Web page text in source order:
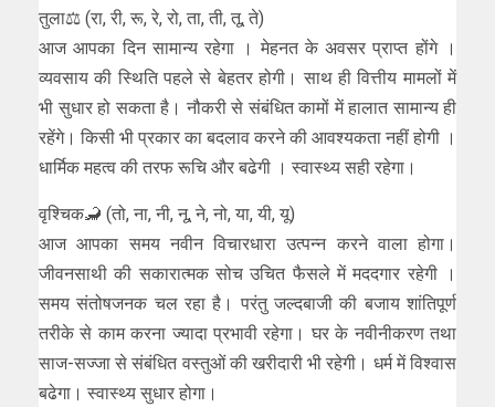
तुला⚖️ (रा, री, रू, रे, रो, ता, ती, तू, ते)
आज आपका दिन सामान्य रहेगा । मेहनत के अवसर प्राप्त होंगे ।
व्यवसाय की स्थिति पहले से बेहतर होगी। साथ ही वित्तीय मामलों में
भी सुधार हो सकता है। नौकरी से संबंधित कामों में हालात सामान्य ही
रहेंगे। किसी भी प्रकार का बदलाव करने की आवश्यकता नहीं होगी ।
धार्मिक महत्व की तरफ रूचि और बढेगी । स्वास्थ्य सही रहेगा।
वृश्चिक🦂 (तो, ना, नी, नू, ने, नो, या, यी, यू)
आज आपका समय नवीन विचारधारा उत्पन्न करने वाला होगा।
जीवनसाथी की सकारात्मक सोच उचित फैसले में मददगार रहेगी ।
समय संतोषजनक चल रहा है। परंतु जल्दबाजी की बजाय शांतिपूर्ण
तरीके से काम करना ज्यादा प्रभावी रहेगा। घर के नवीनीकरण तथा
साज-सज्जा से संबंधित वस्तुओं की खरीदारी भी रहेगी। धर्म में विश्वास
बढेगा। स्वास्थ्य सुधार होगा।